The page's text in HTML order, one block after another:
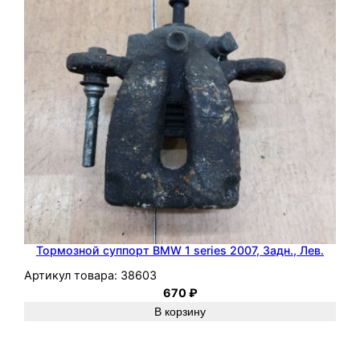
Тормозной суппорт BMW 1 series 2007, Задн., Лев.
Артикул товара: 38603
670₽
В корзину